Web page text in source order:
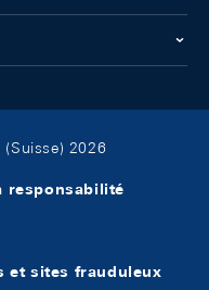
2026
responsabilité
et sites frauduleux